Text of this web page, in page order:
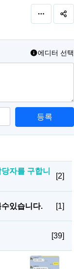
에디터 선택
등록
자를 구합니
[2]
있습니다. [1]
[39]